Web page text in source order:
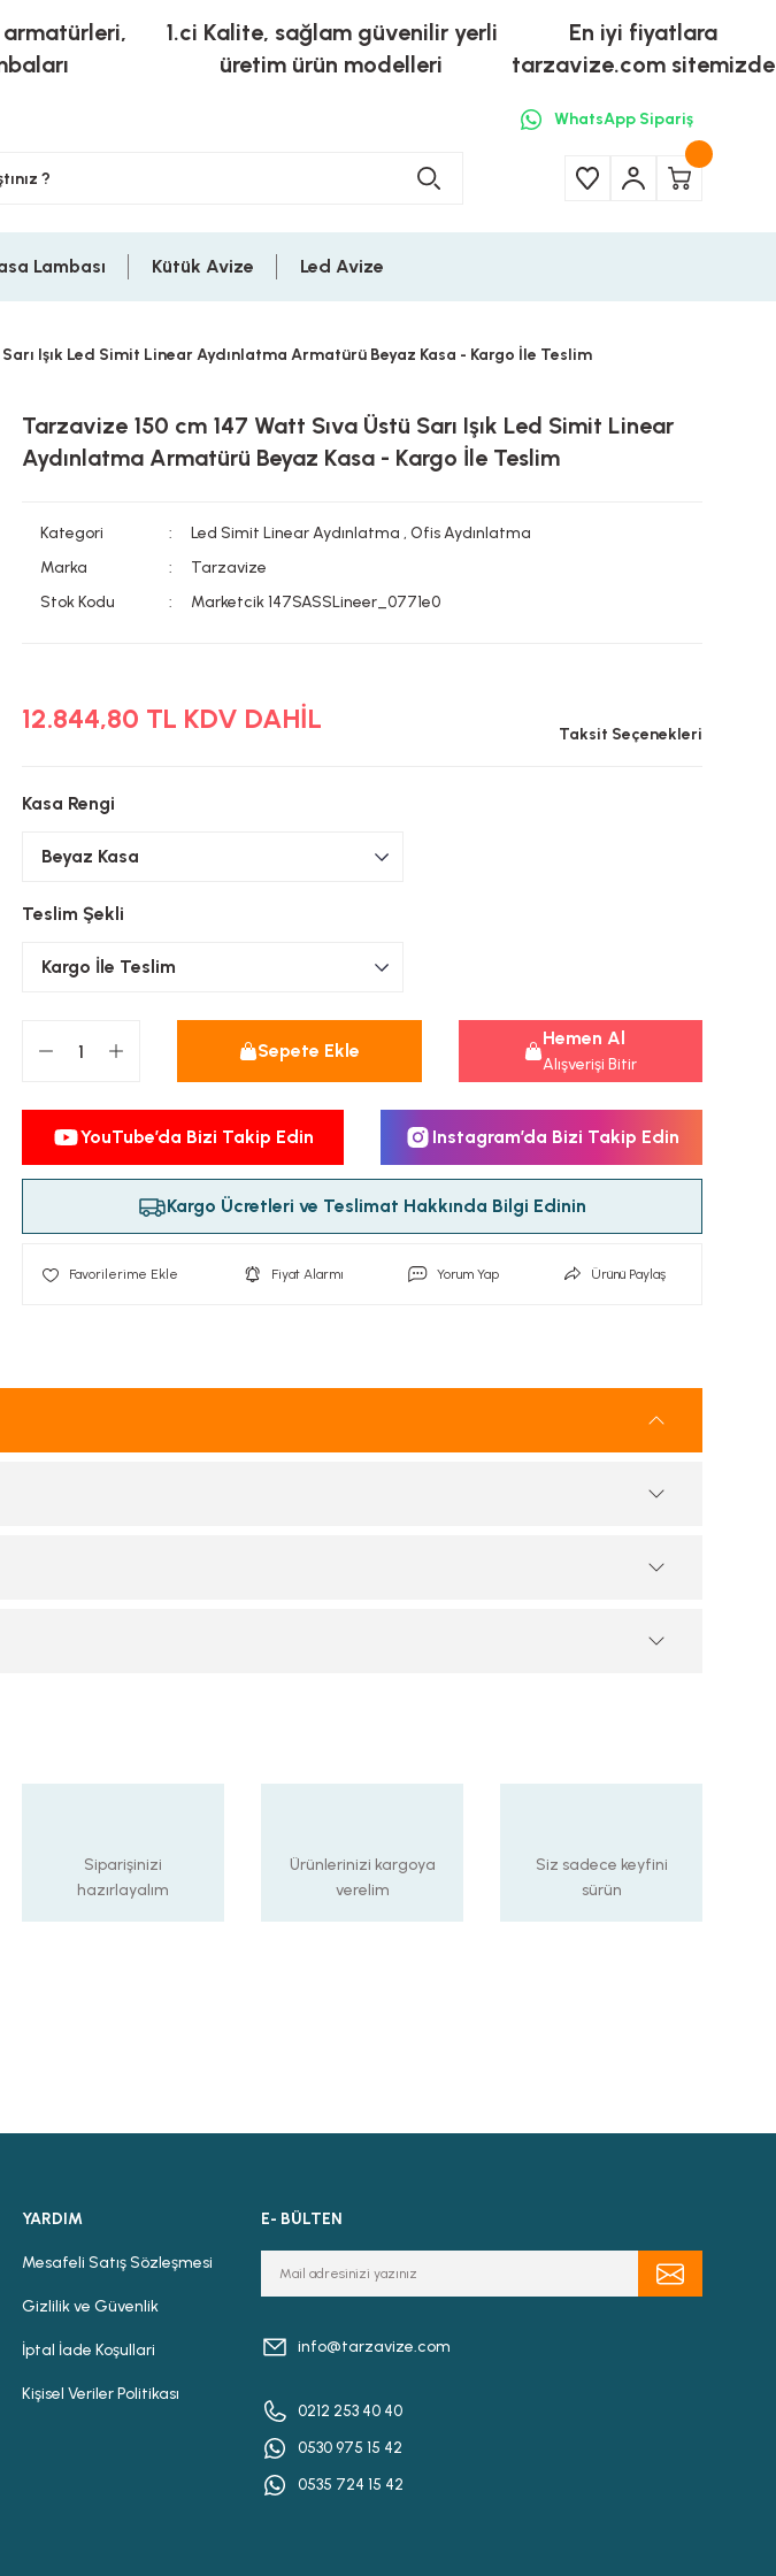
1.ci Kalite, sağlam güvenilir yerli
üretim ürün modelleri
En iyi fiyatlara
tarzavize.com sitemizde
WhatsApp Sipariş
Lambası Kütük Avize Led Avize
Işık Led Simit Linear Aydınlatma Armatürü Beyaz Kasa - Kargo İle Teslim
Tarzavize 150 cm 147 Watt Sıva Üstü Sarı Işık Led Simit Linear
Aydınlatma Armatürü Beyaz Kasa - Kargo İle Teslim
Kategori Led Simit Linear Aydınlatma , Ofis Aydınlatma
Marka
Tarzavize
Stok Kodu
Marketcik 147SASSLineer_0771e0
12.844,80 TL KDV DAHİL Taksit Seçenekleri
Kasa Rengi
Teslim Şekli
Sepete Ekle
Hemen Al
Alışverişi Bitir
YouTube’da Bizi Takip Edin Instagram’da Bizi Takip Edin
Kargo Ücretleri ve Teslimat Hakkında Bilgi Edinin
Fiyat Alarmı Yorum Yap Ürünü Paylaş
Siparişinizi
hazırlayalım
Ürünlerinizi kargoya
verelim
Siz sadece keyfini
sürün
YARDIM
Mesafeli Satış Sözleşmesi
Gizlilik ve Güvenlik
İptal İade Koşullari
Kişisel Veriler Politikası
E- BÜLTEN
info@tarzavize.com
0212 253 40 40
0530 975 15 42
0535 724 15 42